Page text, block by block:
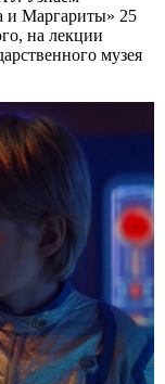
и Маргариты» 25
на лекции
музея